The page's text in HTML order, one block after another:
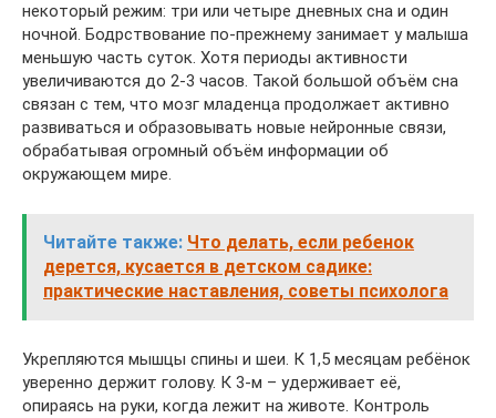
некоторый режим: три или четыре дневных сна и один
ночной. Бодрствование по-прежнему занимает у малыша
меньшую часть суток. Хотя периоды активности
увеличиваются до 2-3 часов. Такой большой объём сна
связан с тем, что мозг младенца продолжает активно
развиваться и образовывать новые нейронные связи,
обрабатывая огромный объём информации об
окружающем мире.
Читайте также: Что делать, если ребенок
дерется, кусается в детском садике:
практические наставления, советы психолога
Укрепляются мышцы спины и шеи. К 1,5 месяцам ребёнок
уверенно держит голову. К 3-м – удерживает её,
опираясь на руки, когда лежит на животе. Контроль